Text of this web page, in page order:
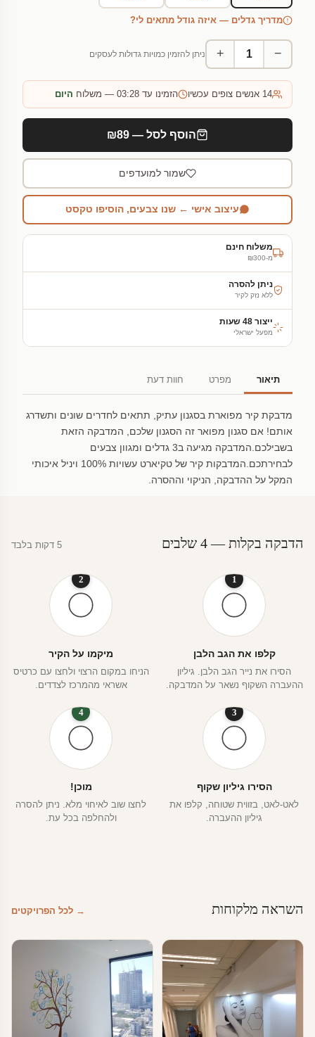
מדריך גדלים — איזה גודל מתאים לי?
−
+ ניתן להזמין כמויות גדולות לעסקים
14 אנשים צופים עכשיו הזמינו עד 03:28 — משלוח היום
הוסף לסל — ₪89
שמור למועדפים
עיצוב אישי ← שנו צבעים, הוסיפו טקסט
משלוח חינם
מ-₪300
ניתן להסרה
ללא נזק לקיר
ייצור 48 שעות
מפעל ישראלי
תיאור מפרט חוות דעת
מדבקת קיר מפוארת בסגנון עתיק, תתאים לחדרים שונים ותשדרג
אותם! אם סגנון מפואר זה הסגנון שלכם, המדבקה הזאת
בשבילכם.המדבקה מגיעה ב3 גדלים ומגוון צבעים
לבחירתכם.המדבקות קיר של טקיארט עשויות 100% ויניל איכותי
המקל על ההדבקה, הניקוי וההסרה.
הדבקה בקלות — 4 שלבים 5 דקות בלבד
1
קלפו את הגב הלבן
הסירו את נייר הגב הלבן. גיליון
ההעברה השקוף נשאר על המדבקה.
2
מיקמו על הקיר
הניחו במקום הרצוי ולחצו עם כרטיס
אשראי מהמרכז לצדדים.
3
הסירו גיליון שקוף
לאט-לאט, בזווית שטוחה, קלפו את
גיליון ההעברה.
4
מוכן!
לחצו שוב לאיחוי מלא. ניתן להסרה
ולהחלפה בכל עת.
השראה מלקוחות → לכל הפרויקטים